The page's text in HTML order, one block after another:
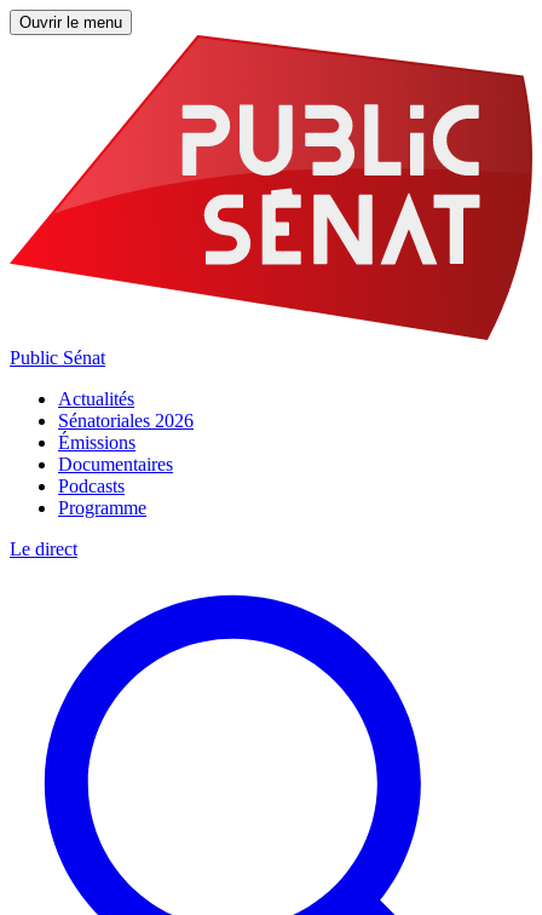
Ouvrir le menu
Public Sénat
Actualités
Sénatoriales 2026
Émissions
Documentaires
Podcasts
Programme
Le direct